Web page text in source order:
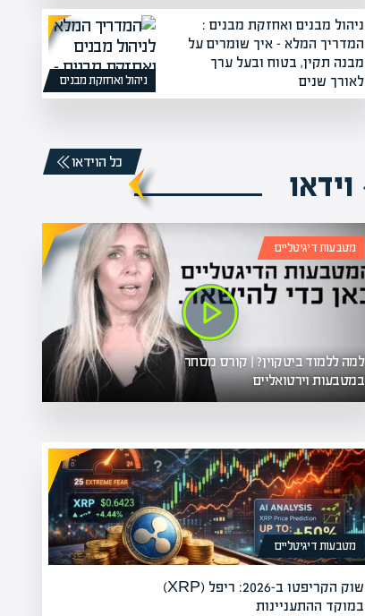
ניהול ואחזקת מבנים
ניהול מבנים ואחזקת מבנים :
המדריך המלא – איך שומרים על
מבנה תקין, בטוח ובעל ערך
לאורך שנים
וידאו
כל הוידאו
מטבעות דיגיטליים
למה ללמוד ביטקוין? | קורס מסחר
במטבעות וירטואליים
מטבעות דיגיטליים
שוק הקריפטו ב-2026: ריפל (XRP)
במוקד ההתעניינות